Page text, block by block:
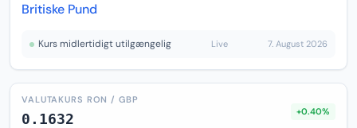
Britiske Pund
Kurs midlertidigt utilgængelig Live 7. August 2026
VALUTAKURS RON / GBP
0.1632 +0.40%